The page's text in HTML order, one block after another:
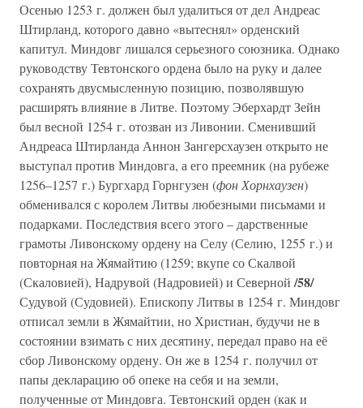
Осенью 1253 г. должен был удалиться от дел Андреас
Штирланд, которого давно «вытеснял» орденский
капитул. Миндовг лишался серьезного союзника. Однако
руководству Тевтонского ордена было на руку и далее
сохранять двусмысленную позицию, позволявшую
расширять влияние в Литве. Поэтому Эберхардт Зейн
был весной 1254 г. отозван из Ливонии. Сменивший
Андреаса Штирланда Аннон Зангерсхаузен открыто не
выступал против Миндовга, а его преемник (на рубеже
1256–1257 г.) Бургхард Горнгузен (фон Хорнхаузен)
обменивался с королем Литвы любезными письмами и
подарками. Последствия всего этого – дарственные
грамоты Ливонскому ордену на Селу (Селию, 1255 г.) и
повторная на Жямайтию (1259; вкупе со Скалвой
(Скаловией), Надрувой (Надровией) и Северной /58/
Судувой (Судовией). Епископу Литвы в 1254 г. Миндовг
отписал земли в Жямайтии, но Христиан, будучи не в
состоянии взимать с них десятину, передал право на её
сбор Ливонскому ордену. Он же в 1254 г. получил от
папы декларацию об опеке на себя и на земли,
полученные от Миндовга. Тевтонский орден (как и